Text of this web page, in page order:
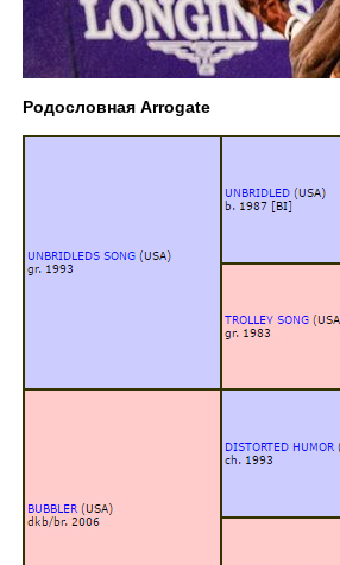
Родословная Arrogаte